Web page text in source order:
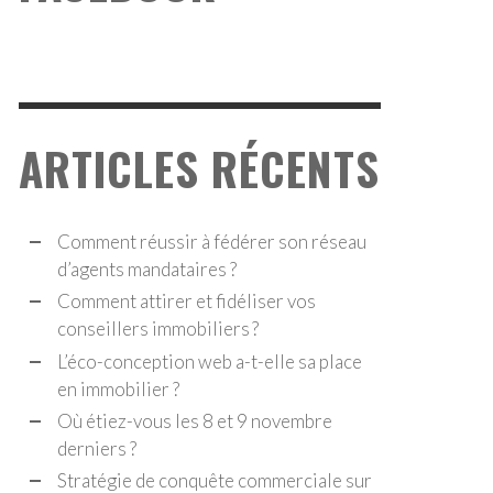
ARTICLES RÉCENTS
Comment réussir à fédérer son réseau
d’agents mandataires ?
Comment attirer et fidéliser vos
conseillers immobiliers ?
L’éco-conception web a-t-elle sa place
en immobilier ?
Où étiez-vous les 8 et 9 novembre
derniers ?
Stratégie de conquête commerciale sur